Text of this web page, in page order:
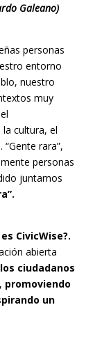
Galeano)
personas
entorno
nuestro
muy
cultura, el
rara”,
personas
juntarnos
CivicWise?.
abierta
ciudadanos
promoviendo
un